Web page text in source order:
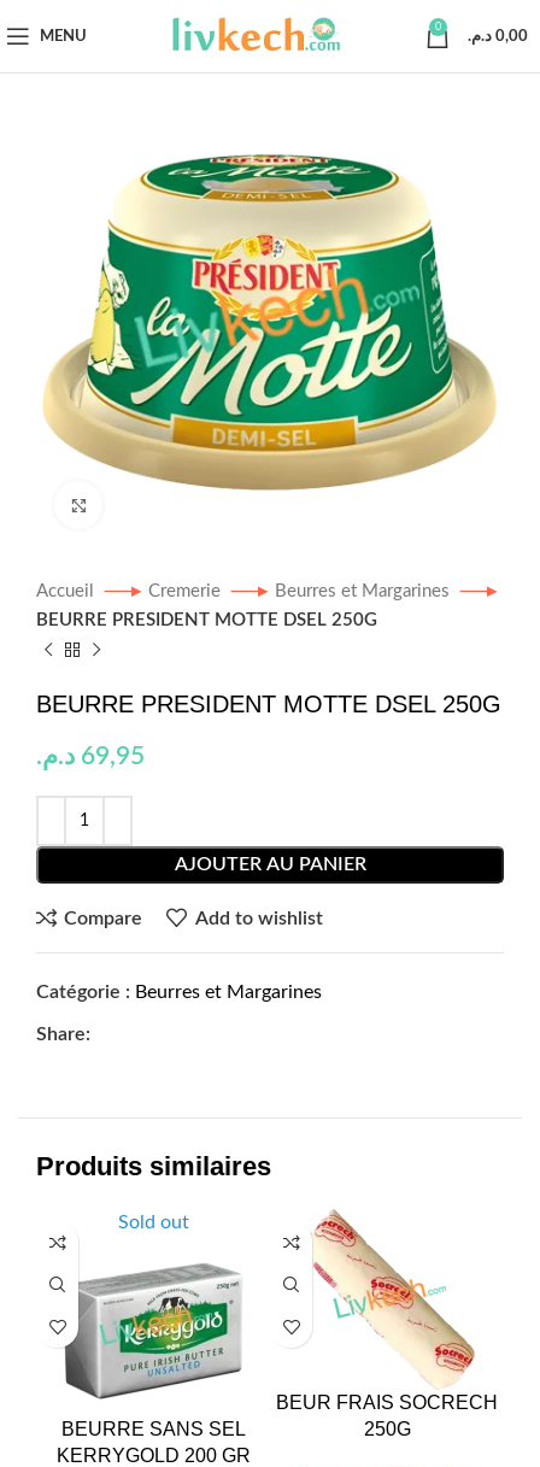
MENU
0
0,00 د.م.
Accueil Cremerie
Beurres et Margarines
BEURRE PRESIDENT MOTTE DSEL 250G
BEURRE PRESIDENT MOTTE DSEL 250G
69,95 د.م.
AJOUTER AU PANIER
Compare Add to wishlist
Catégorie : Beurres et Margarines
Share:
Produits similaires
Sold out
BEURRE SANS SEL
KERRYGOLD 200 GR
BEUR FRAIS SOCRECH
250G